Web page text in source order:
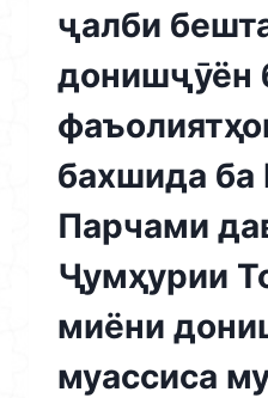
ТАҲТИ
УНВОНИ
“ПАРЧАМ
РАМЗИ
ВА
МИЛЛӢ”
БО
ЯК
ШУКУҲУ
ШАҲОМАТИ
ҷалби
донишҷӯён
бахшида ба
Парчами
Ҷумҳурии
миёни
муассиса